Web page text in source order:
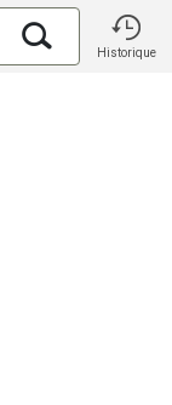
Historique